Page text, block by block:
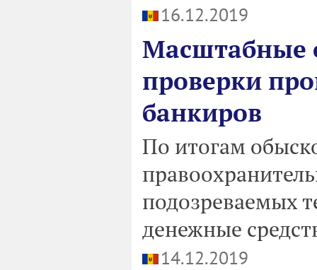
16.12.2019
Масштабные
проверки
банкиров
По итогам
подозреваемых
денежные
14.12.2019